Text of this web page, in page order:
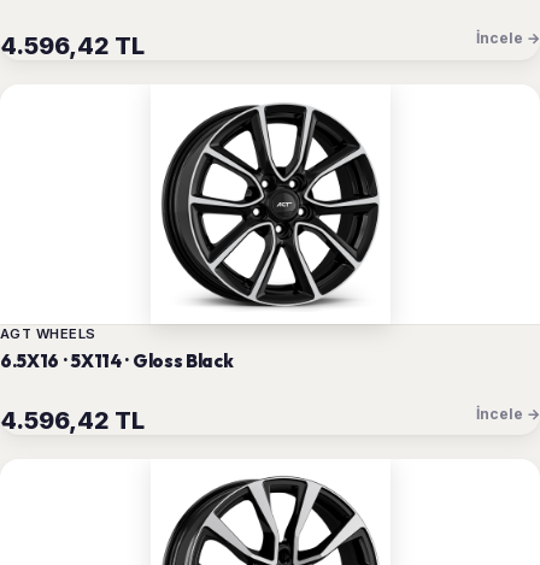
4.596,42 TL İncele →
AGT WHEELS
6.5X16 · 5X114 · Gloss Black
4.596,42 TL İncele →